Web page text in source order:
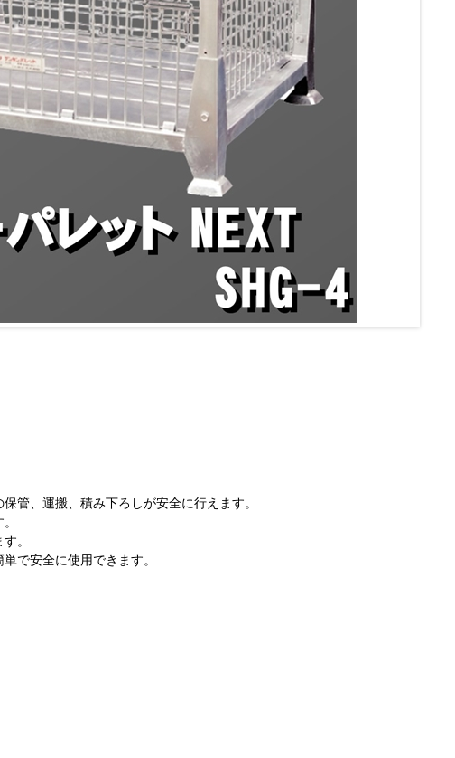
管、運搬、積み下ろしが安全に行えます。
。
で安全に使用できます。